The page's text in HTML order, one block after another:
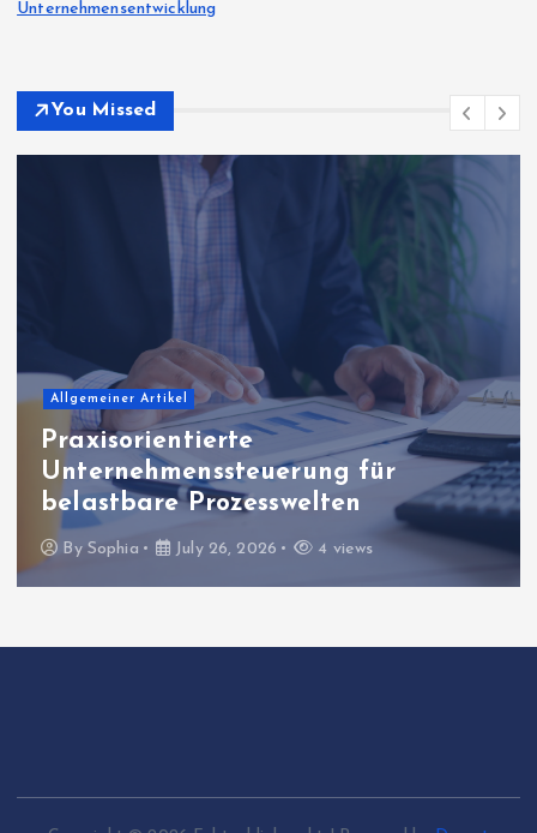
Unternehmensentwicklung
You Missed
Allgemeiner Artikel
Praxisorientierte
Unternehmenssteuerung für
belastbare Prozesswelten
By Sophia July 26, 2026 4 views